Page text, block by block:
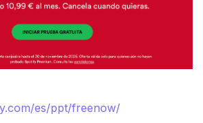
es/ppt/freenow/